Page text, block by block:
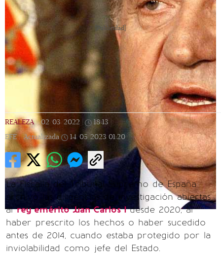
[Publicidad]
REALEZA | 02/03/2022 18:13
EFE | Actualizada 14/05/2023 01:20
La Fiscalía del Tribunal Supremo de España
archivó las diligencias de investigación abiertas
alrey emérito Juan Carlos Idesde 2020, al
haber prescrito los hechos o haber sucedido
antes de 2014, cuando estaba protegido por la
inviolabilidad como jefe del Estado.